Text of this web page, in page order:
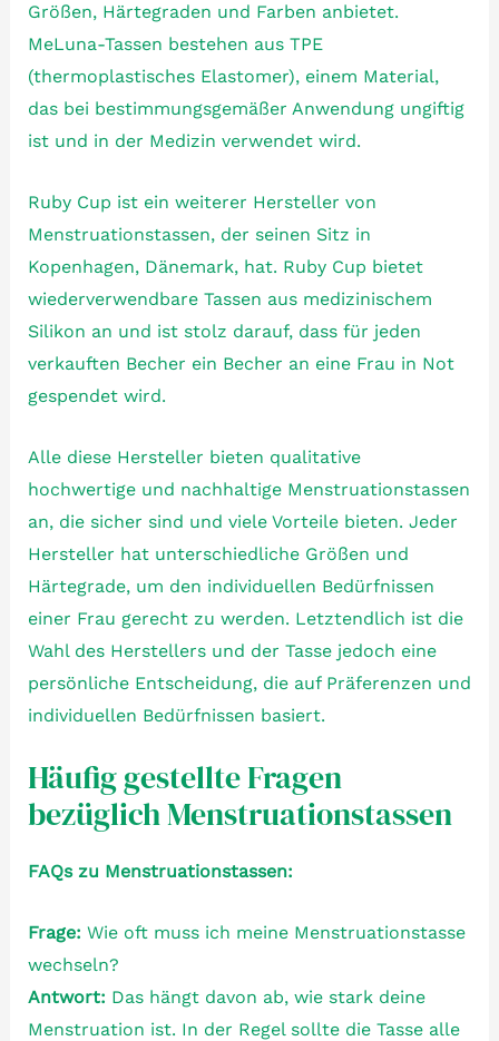
Größen, Härtegraden und Farben anbietet.
MeLuna-Tassen bestehen aus TPE
(thermoplastisches Elastomer), einem Material,
das bei bestimmungsgemäßer Anwendung ungiftig
ist und in der Medizin verwendet wird.
Ruby Cup ist ein weiterer Hersteller von
Menstruationstassen, der seinen Sitz in
Kopenhagen, Dänemark, hat. Ruby Cup bietet
wiederverwendbare Tassen aus medizinischem
Silikon an und ist stolz darauf, dass für jeden
verkauften Becher ein Becher an eine Frau in Not
gespendet wird.
Alle diese Hersteller bieten qualitative
hochwertige und nachhaltige Menstruationstassen
an, die sicher sind und viele Vorteile bieten. Jeder
Hersteller hat unterschiedliche Größen und
Härtegrade, um den individuellen Bedürfnissen
einer Frau gerecht zu werden. Letztendlich ist die
Wahl des Herstellers und der Tasse jedoch eine
persönliche Entscheidung, die auf Präferenzen und
individuellen Bedürfnissen basiert.
Häufig gestellte Fragen
bezüglich Menstruationstassen
FAQs zu Menstruationstassen:
Frage: Wie oft muss ich meine Menstruationstasse
wechseln?
Antwort: Das hängt davon ab, wie stark deine
Menstruation ist. In der Regel sollte die Tasse alle